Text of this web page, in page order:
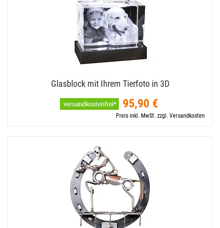
Glasblock mit Ihrem Tierfoto in 3D
95,90 €
Preis inkl. MwSt. zzgl. Versandkosten